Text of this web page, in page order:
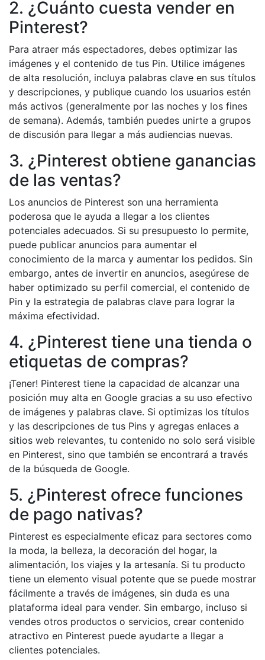
2. ¿Cuánto cuesta vender en
Pinterest?
Para atraer más espectadores, debes optimizar las
imágenes y el contenido de tus Pin. Utilice imágenes
de alta resolución, incluya palabras clave en sus títulos
y descripciones, y publique cuando los usuarios estén
más activos (generalmente por las noches y los fines
de semana). Además, también puedes unirte a grupos
de discusión para llegar a más audiencias nuevas.
3. ¿Pinterest obtiene ganancias
de las ventas?
Los anuncios de Pinterest son una herramienta
poderosa que le ayuda a llegar a los clientes
potenciales adecuados. Si su presupuesto lo permite,
puede publicar anuncios para aumentar el
conocimiento de la marca y aumentar los pedidos. Sin
embargo, antes de invertir en anuncios, asegúrese de
haber optimizado su perfil comercial, el contenido de
Pin y la estrategia de palabras clave para lograr la
máxima efectividad.
4. ¿Pinterest tiene una tienda o
etiquetas de compras?
¡Tener! Pinterest tiene la capacidad de alcanzar una
posición muy alta en Google gracias a su uso efectivo
de imágenes y palabras clave. Si optimizas los títulos
y las descripciones de tus Pins y agregas enlaces a
sitios web relevantes, tu contenido no solo será visible
en Pinterest, sino que también se encontrará a través
de la búsqueda de Google.
5. ¿Pinterest ofrece funciones
de pago nativas?
Pinterest es especialmente eficaz para sectores como
la moda, la belleza, la decoración del hogar, la
alimentación, los viajes y la artesanía. Si tu producto
tiene un elemento visual potente que se puede mostrar
fácilmente a través de imágenes, sin duda es una
plataforma ideal para vender. Sin embargo, incluso si
vendes otros productos o servicios, crear contenido
atractivo en Pinterest puede ayudarte a llegar a
clientes potenciales.